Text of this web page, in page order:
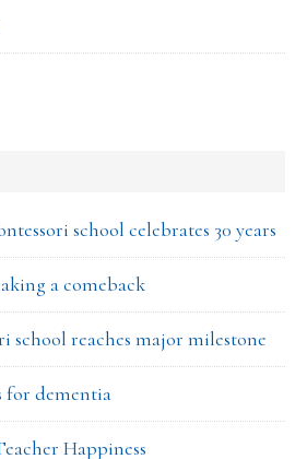
school celebrates 30 years
a comeback
school reaches major milestone
for dementia
Happiness